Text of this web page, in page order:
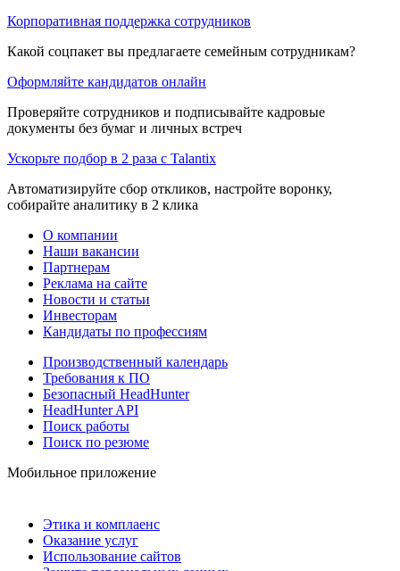
Корпоративная поддержка сотрудников
Какой соцпакет вы предлагаете семейным сотрудникам?
Оформляйте кандидатов онлайн
Проверяйте сотрудников и подписывайте кадровые
документы без бумаг и личных встреч
Ускорьте подбор в 2 раза с Talantix
Автоматизируйте сбор откликов, настройте воронку,
собирайте аналитику в 2 клика
О компании
Наши вакансии
Партнерам
Реклама на сайте
Новости и статьи
Инвесторам
Кандидаты по профессиям
Производственный календарь
Требования к ПО
Безопасный HeadHunter
HeadHunter API
Поиск работы
Поиск по резюме
Мобильное приложение
Этика и комплаенс
Оказание услуг
Использование сайтов